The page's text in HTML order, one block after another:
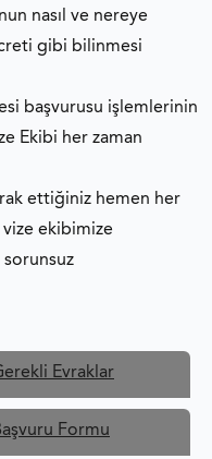
nasıl ve nereye
gibi bilinmesi
başvurusu işlemlerinin
Ekibi her zaman
ettiğiniz hemen her
ekibimize
sorunsuz
Evraklar
Formu